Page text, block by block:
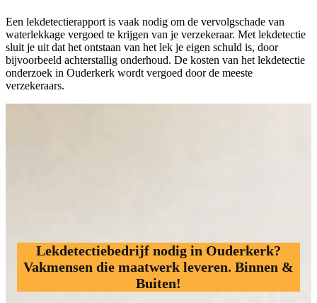
Een lekdetectierapport is vaak nodig om de vervolgschade van
waterlekkage vergoed te krijgen van je verzekeraar. Met lekdetectie
sluit je uit dat het ontstaan van het lek je eigen schuld is, door
bijvoorbeeld achterstallig onderhoud. De kosten van het lekdetectie
onderzoek in Ouderkerk wordt vergoed door de meeste
verzekeraars.
Lekdetectiebedrijf nodig in Ouderkerk?
Vakmensen die maatwerk leveren. Binnen &
Buiten!